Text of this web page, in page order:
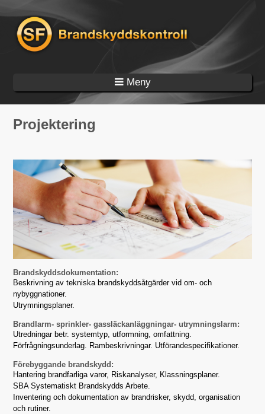
Projektering
Brandskyddsdokumentation:
Beskrivning av tekniska brandskyddsåtgärder vid om- och
nybyggnationer.
Utrymningsplaner.
Brandlarm- sprinkler- gassläckanläggningar- utrymningslarm:
Utredningar betr. systemtyp, utformning, omfattning.
Förfrågningsunderlag. Rambeskrivningar. Utförandespecifikationer.
Förebyggande brandskydd:
Hantering brandfarliga varor, Riskanalyser, Klassningsplaner.
SBA Systematiskt Brandskydds Arbete.
Inventering och dokumentation av brandrisker, skydd, organisation
och rutiner.